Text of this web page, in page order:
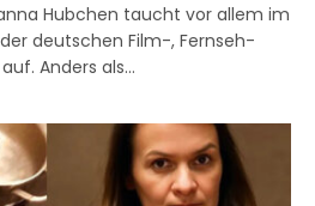
Hubchen taucht vor allem im
deutschen Film-, Fernseh-
Anders als…